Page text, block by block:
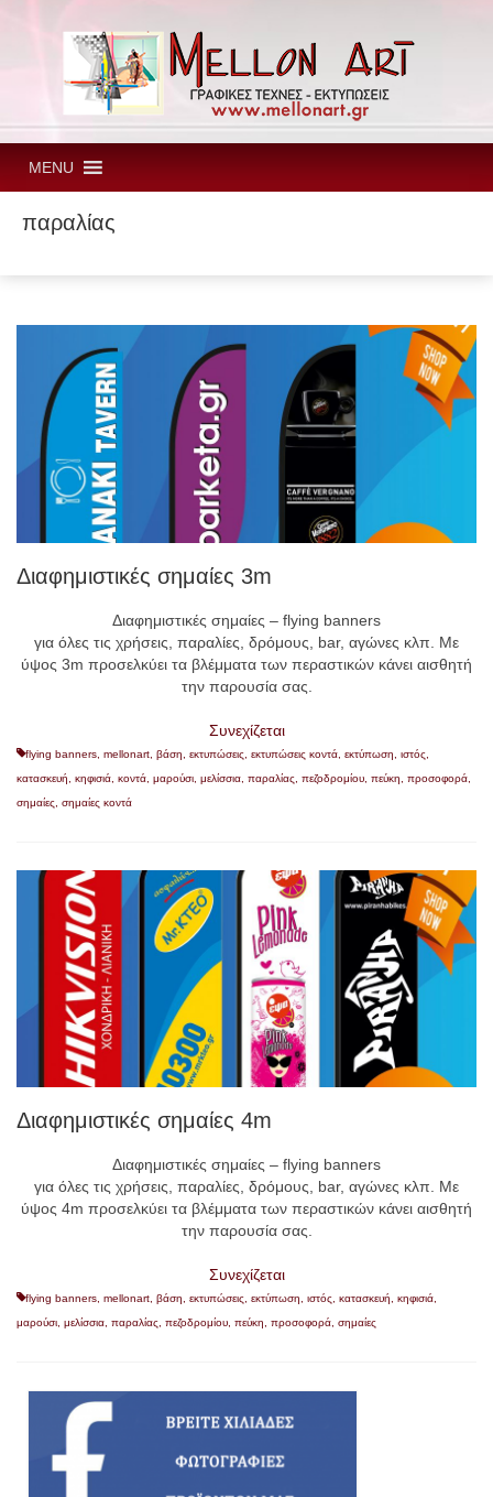
MENU
παραλίας
Διαφημιστικές σημαίες 3m
Διαφημιστικές σημαίες – flying banners
για όλες τις χρήσεις, παραλίες, δρόμους, bar, αγώνες κλπ. Με
ύψος 3m προσελκύει τα βλέμματα των περαστικών κάνει αισθητή
την παρουσία σας.
Συνεχίζεται
flying banners mellonart βάση εκτυπώσεις εκτυπώσεις κοντά εκτύπωση ιστός
κατασκευή
κηφισιά κοντά μαρούσι μελίσσια παραλίας πεζοδρομίου πεύκη προσοφορά
σημαίες σημαίες κοντά
Διαφημιστικές σημαίες 4m
Διαφημιστικές σημαίες – flying banners
για όλες τις χρήσεις, παραλίες, δρόμους, bar, αγώνες κλπ. Με
ύψος 4m προσελκύει τα βλέμματα των περαστικών κάνει αισθητή
την παρουσία σας.
Συνεχίζεται
flying banners, mellonart, βάση, εκτυπώσεις, εκτύπωση, ιστός, κατασκευή, κηφισιά,
μαρούσι, μελίσσια, παραλίας, πεζοδρομίου, πεύκη, προσοφορά, σημαίες